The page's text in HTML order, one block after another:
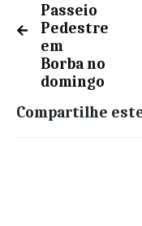
Passeio
Pedestre
em
Borba no
domingo
Compartilhe